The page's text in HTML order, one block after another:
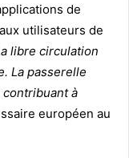
de
utilisateurs de
libre circulation
La passerelle
à
européen au